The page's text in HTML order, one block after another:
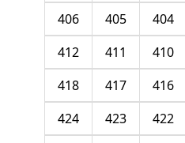
404
405
406
410
411
412
416
417
418
422
423
424